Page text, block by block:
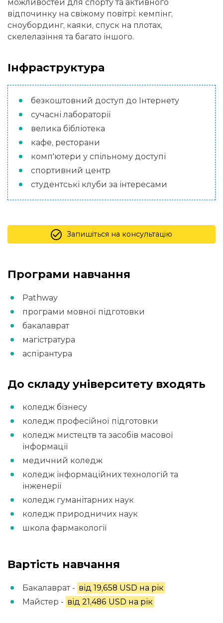
можливостей для спорту та активного
відпочинку на свіжому повітрі: кемпінг,
сноубординг, каяки, спуск на плотах,
скелелазіння та багато іншого.
Інфраструктура
безкоштовний доступ до Інтернету
сучасні лабораторії
велика бібліотека
кафе, ресторани
комп'ютери у спільному доступі
спортивний центр
студентські клуби за інтересами
Запишіться на консультацію
Програми навчання
Pathway
програми мовної підготовки
бакалаврат
магістратура
аспірантура
До складу університету входять
коледж бізнесу
коледж професійної підготовки
коледж мистецтв та засобів масової
інформації
медичний коледж
коледж інформаційних технологій та
інженерії
коледж гуманітарних наук
коледж природничих наук
школа фармакології
Вартість навчання
Бакалаврат - від 19,658 USD на рік
Майстер - від 21,486 USD на рік